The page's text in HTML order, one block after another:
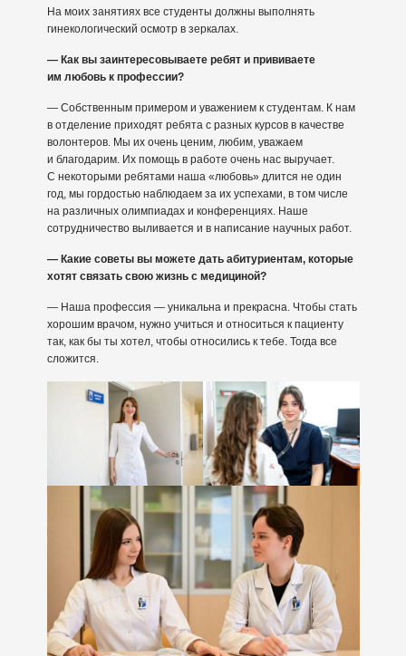
На моих занятиях все студенты должны выполнять
гинекологический осмотр в зеркалах.
— Как вы заинтересовываете ребят и прививаете
им любовь к профессии?
— Собственным примером и уважением к студентам. К нам
в отделение приходят ребята с разных курсов в качестве
волонтеров. Мы их очень ценим, любим, уважаем
и благодарим. Их помощь в работе очень нас выручает.
С некоторыми ребятами наша «любовь» длится не один
год, мы гордостью наблюдаем за их успехами, в том числе
на различных олимпиадах и конференциях. Наше
сотрудничество выливается и в написание научных работ.
— Какие советы вы можете дать абитуриентам, которые
хотят связать свою жизнь с медициной?
— Наша профессия — уникальна и прекрасна. Чтобы стать
хорошим врачом, нужно учиться и относиться к пациенту
так, как бы ты хотел, чтобы относились к тебе. Тогда все
сложится.